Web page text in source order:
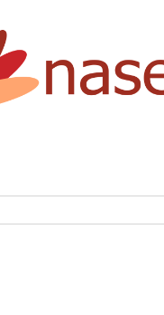
NASERTIC
Servicios tecnológicos y